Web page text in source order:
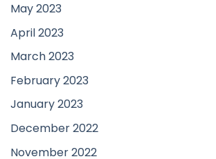
May 2023
April 2023
March 2023
February 2023
January 2023
December 2022
November 2022